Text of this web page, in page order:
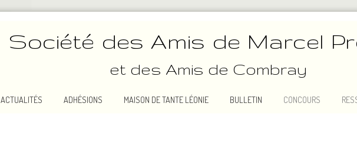
Société des Amis de Marcel
et des Amis de Combray
ACTUALITÉS ADHÉSIONS MAISON DE TANTE LÉONIE BULLETIN CONCOURS